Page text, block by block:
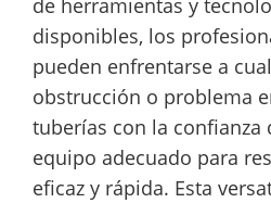
disponibles, los
pueden enfrentarse a
obstrucción o problema
tuberías con la confianza
equipo adecuado para
eficaz y rápida. Esta